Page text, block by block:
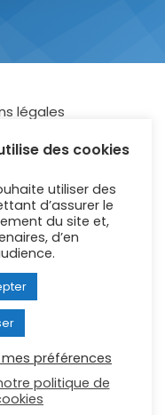
légales
des cookies
utiliser des
d’assurer le
du site et,
d’en
préférences
politique de